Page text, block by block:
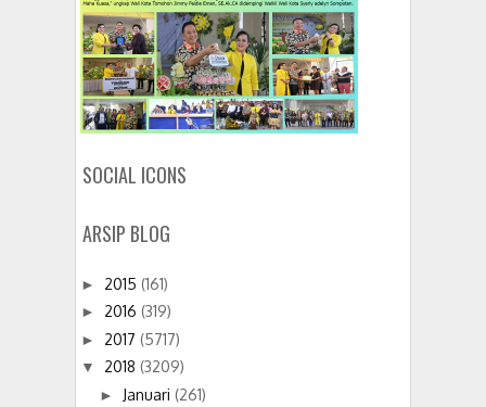
SOCIAL ICONS
ARSIP BLOG
► 2015 (161)
► 2016 (319)
► 2017 (5717)
▼ 2018 (3209)
► Januari (261)